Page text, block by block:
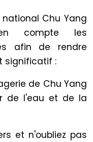
Chu Yang
compte les
afin de rendre
significatif :
de Chu Yang
de l'eau et de la
et n'oubliez pas